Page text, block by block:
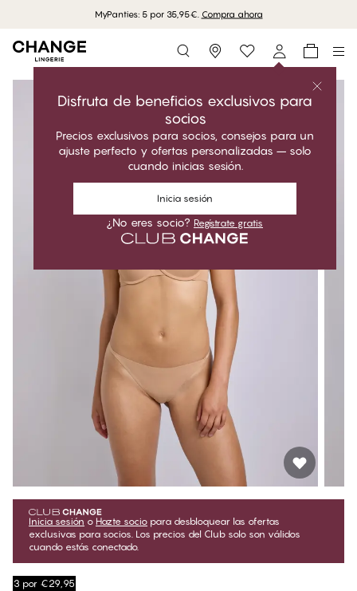
MyPanties: 5 por 35,95€. Compra ahora
Storefinder
Disfruta de beneficios exclusivos para
socios
Precios exclusivos para socios, consejos para un
ajuste perfecto y ofertas personalizadas – solo
cuando inicias sesión.
Inicia sesión
¿No eres socio? Regístrate gratis
Inicia sesión o Hazte socio para desbloquear las ofertas
exclusivas para socios. Los precios del Club solo son válidos
cuando estás conectado.
3 por €29,95